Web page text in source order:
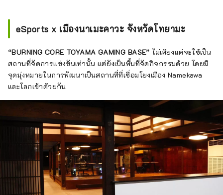
eSports x เมืองนาเมะคาวะ จังหวัดโทยามะ
“BURNING CORE TOYAMA GAMING BASE” ไม่เพียงแต่จะใช้เป็น
สถานที่จัดการแข่งขันเท่านั้น แต่ยังเป็นพื้นที่จัดกิจกรรมด้วย โดยมี
จุดมุ่งหมายในการพัฒนาเป็นสถานที่ที่เชื่อมโยงเมือง Namekawa
และโลกเข้าด้วยกัน